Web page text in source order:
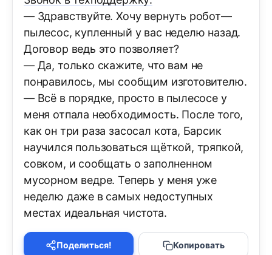
— Здравствуйте. Хочу вернуть робот—
пылесос, купленный у вас неделю назад.
Договор ведь это позволяет?
— Да, только скажите, что вам не
понравилось, мы сообщим изготовителю.
— Всё в порядке, просто в пылесосе у
меня отпала необходимость. После того,
как он три раза засосал кота, Барсик
научился пользоваться щёткой, тряпкой,
совком, и сообщать о заполненном
мусорном ведре. Теперь у меня уже
неделю даже в самых недоступных
местах идеальная чистота.
Поделиться! Копировать